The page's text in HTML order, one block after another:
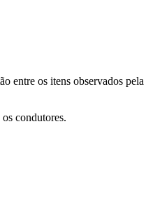
entre os itens observados
condutores.